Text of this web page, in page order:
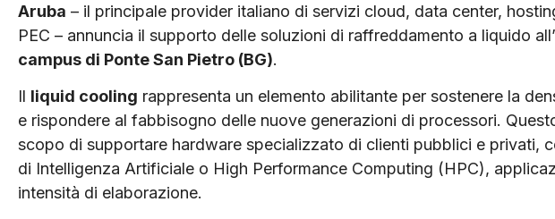
Aruba – il principale provider italiano di servizi cloud, data center,
PEC – annuncia il supporto delle soluzioni di raffreddamento a liquido
campus di Ponte San Pietro (BG).
Il liquid cooling rappresenta un elemento abilitante per sostenere la
e rispondere al fabbisogno delle nuove generazioni di processori.
scopo di supportare hardware specializzato di clienti pubblici e privati,
di Intelligenza Artificiale o High Performance Computing (HPC),
intensità di elaborazione.